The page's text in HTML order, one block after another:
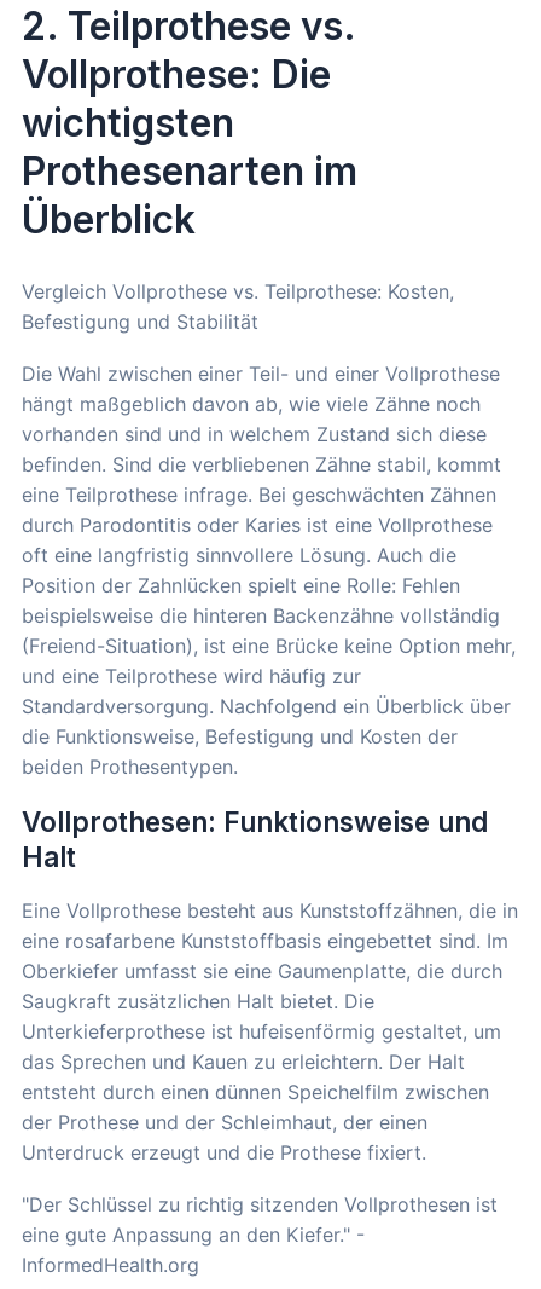
2. Teilprothese vs.
Vollprothese: Die
wichtigsten
Prothesenarten im
Überblick
Vergleich Vollprothese vs. Teilprothese: Kosten,
Befestigung und Stabilität
Die Wahl zwischen einer Teil- und einer Vollprothese
hängt maßgeblich davon ab, wie viele Zähne noch
vorhanden sind und in welchem Zustand sich diese
befinden. Sind die verbliebenen Zähne stabil, kommt
eine Teilprothese infrage. Bei geschwächten Zähnen
durch Parodontitis oder Karies ist eine Vollprothese
oft eine langfristig sinnvollere Lösung. Auch die
Position der Zahnlücken spielt eine Rolle: Fehlen
beispielsweise die hinteren Backenzähne vollständig
(Freiend-Situation), ist eine Brücke keine Option mehr,
und eine Teilprothese wird häufig zur
Standardversorgung. Nachfolgend ein Überblick über
die Funktionsweise, Befestigung und Kosten der
beiden Prothesentypen.
Vollprothesen: Funktionsweise und
Halt
Eine Vollprothese besteht aus Kunststoffzähnen, die in
eine rosafarbene Kunststoffbasis eingebettet sind. Im
Oberkiefer umfasst sie eine Gaumenplatte, die durch
Saugkraft zusätzlichen Halt bietet. Die
Unterkieferprothese ist hufeisenförmig gestaltet, um
das Sprechen und Kauen zu erleichtern. Der Halt
entsteht durch einen dünnen Speichelfilm zwischen
der Prothese und der Schleimhaut, der einen
Unterdruck erzeugt und die Prothese fixiert.
"Der Schlüssel zu richtig sitzenden Vollprothesen ist
eine gute Anpassung an den Kiefer." -
InformedHealth.org